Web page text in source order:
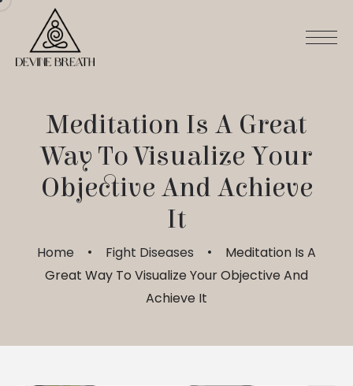
Meditation Is A Great
Way To Visualize Your
Objective And Achieve
It
Home Fight Diseases
Meditation Is A
Great Way To Visualize Your Objective And
Achieve It